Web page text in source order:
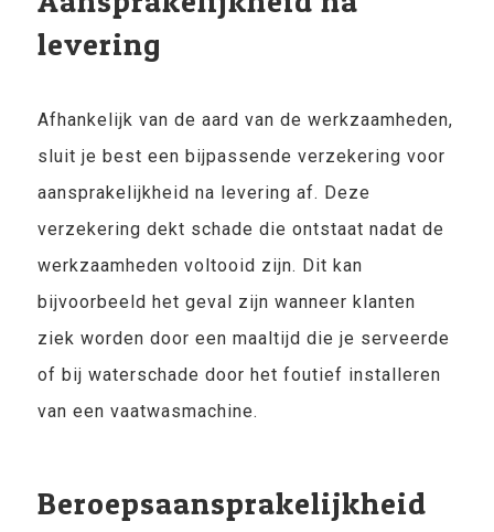
levering
Afhankelijk van de aard van de werkzaamheden,
sluit je best een bijpassende verzekering voor
aansprakelijkheid na levering af. Deze
verzekering dekt schade die ontstaat nadat de
werkzaamheden voltooid zijn. Dit kan
bijvoorbeeld het geval zijn wanneer klanten
ziek worden door een maaltijd die je serveerde
of bij waterschade door het foutief installeren
van een vaatwasmachine.
Beroepsaansprakelijkheid